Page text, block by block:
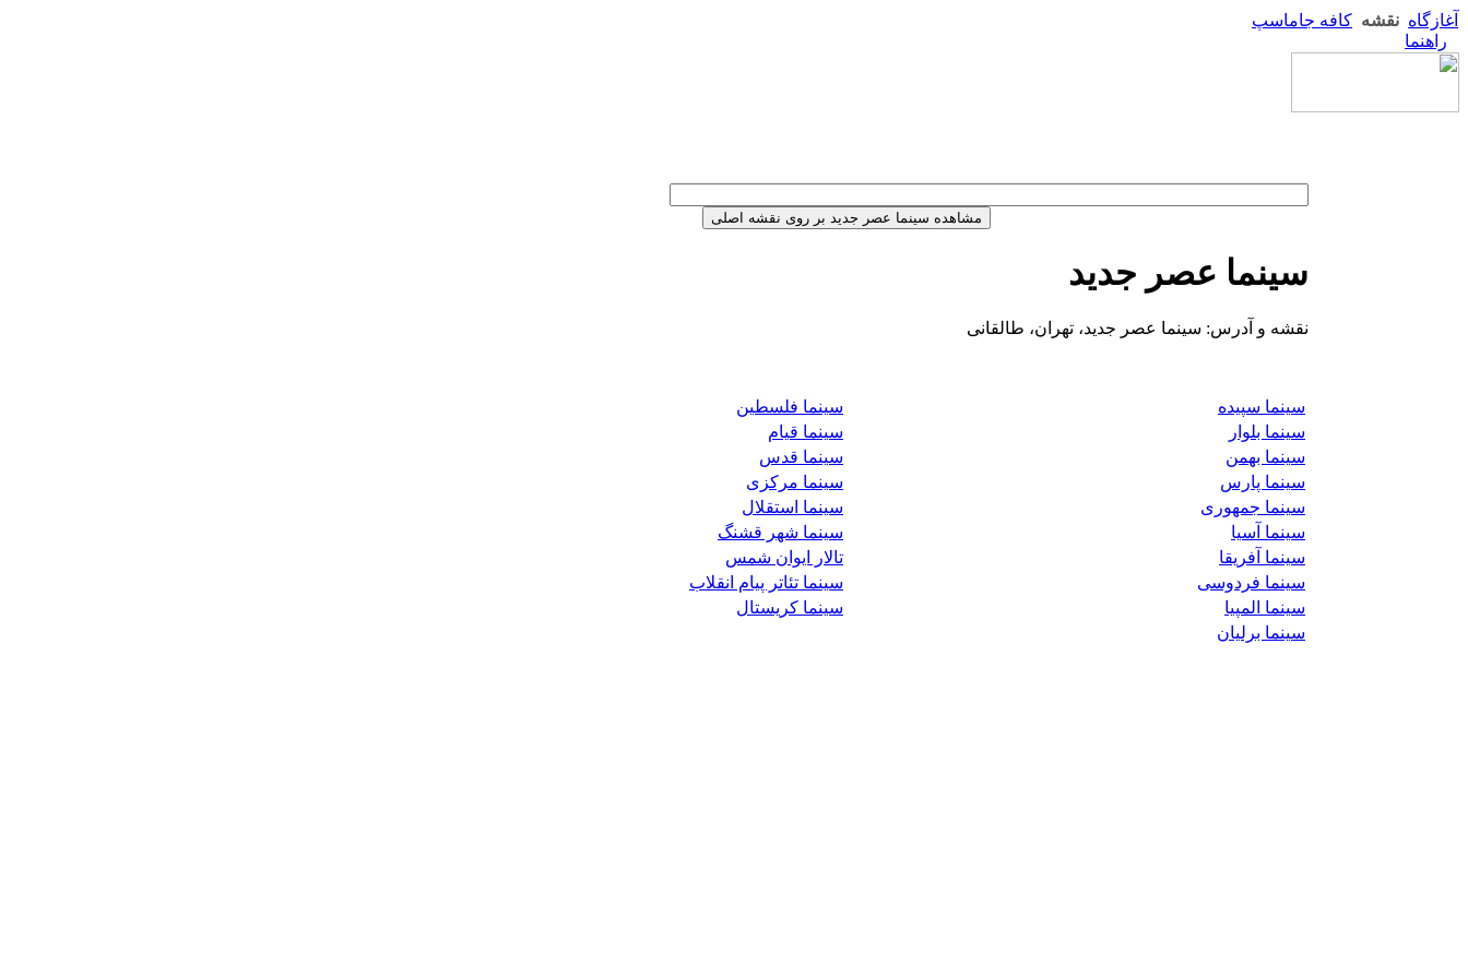
آغازگاه نقشه کافه جاماسپ
راهنما
سینما عصر جدید
نقشه و آدرس: سینما عصر جدید، تهران، طالقانی
سینما سپیده
سینما فلسطین
سینما بلوار
سینما قیام
سینما بهمن
سینما قدس
سینما پارس
سینما مرکزی
سینما جمهوری
سینما استقلال
سینما آسیا
سینما شهر قشنگ
سینما آفریقا
تالار ایوان شمس
سینما فردوسی
سینما تئاتر پیام انقلاب
سینما المپیا
سینما کریستال
سینما برلیان